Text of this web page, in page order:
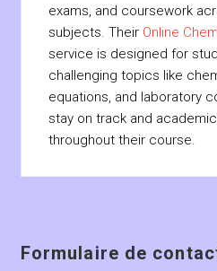
exams, and coursework
subjects. Their Online
service is designed for
challenging topics like
equations, and laboratory
stay on track and
throughout their course.
Formulaire de